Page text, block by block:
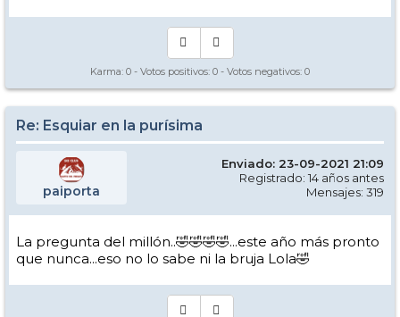
Karma: 0 - Votos positivos: 0 - Votos negativos: 0
Re: Esquiar en la purísima
paiporta
Enviado: 23-09-2021 21:09
Registrado: 14 años antes
Mensajes: 319
La pregunta del millón..🤣🤣🤣🤣...este año más pronto
que nunca...eso no lo sabe ni la bruja Lola🤣